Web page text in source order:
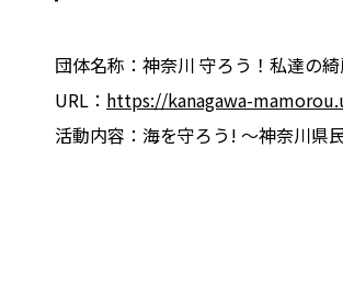
団体名称：神奈川 守ろう！私達の
URL： https://kanagawa-
活動内容：海を守ろう! ～神奈川県